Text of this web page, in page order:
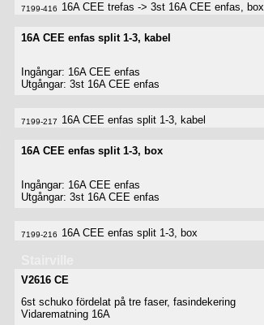
7199-416 16A CEE trefas -> 3st 16A CEE enfas, box
16A CEE enfas split 1-3, kabel
Ingångar: 16A CEE enfas
Utgångar: 3st 16A CEE enfas
7199-217 16A CEE enfas split 1-3, kabel
16A CEE enfas split 1-3, box
Ingångar: 16A CEE enfas
Utgångar: 3st 16A CEE enfas
7199-216 16A CEE enfas split 1-3, box
V2616 CE
6st schuko fördelat på tre faser, fasindekering
Vidarematning 16A